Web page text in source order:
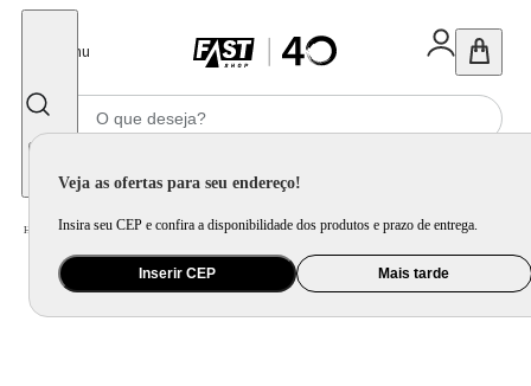
Menu
Veja as ofertas para seu endereço!
Insira seu CEP e confira a disponibilidade dos produtos e prazo de entrega.
Inserir CEP Mais tarde
Home Áudio / Caixa de Som Caixa de Som Portátil